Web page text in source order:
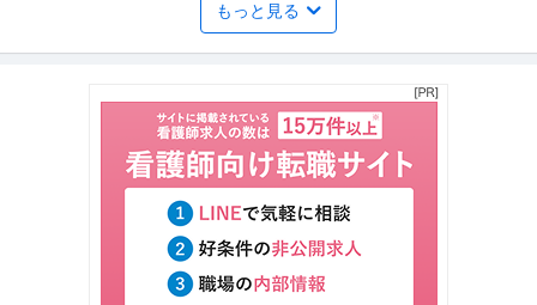
年間休日120日以上／准看護師／常勤／日勤のみ／デイサービス／
夜勤なし／正社員
通所運動療育アットスクール調布
≪年間休日120日≫月給30万円〜★日勤のみで残業ほぼなし◎ワークライフ
バランス抜群です！ ●放課…続きを見る
提供：看護師ワーカー
「高給与求人」／「日勤のみ可」／准看護師／クリニック
交通費支給 昇給あり 厚生年金加入
もっと見る